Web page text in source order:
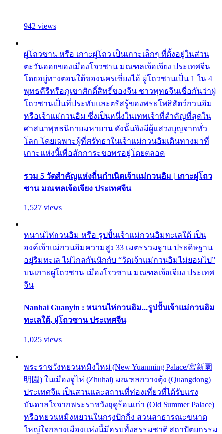
942 views
ผู่โถวซาน หรือ เกาะผู่โถว เป็นเกาะเล็กๆ ที่ตั้งอยู่ในส่วน
ตะวันออกของเมืองโจวซาน มณฑลเจ้อเจียง ประเทศจีน
โดยอยู่ทางตอนใต้ของนครเซี่ยงไฮ้ ผู่โถวซานเป็น 1 ใน 4
พุทธคีรีหรือภูเขาศักดิ์สิทธิ์ของจีน ชาวพุทธจีนเชื่อกันว่าผู่
โถวซานเป็นที่ประทับและตรัสรู้ของพระโพธิสัตว์กวนอิม
หรือเจ้าแม่กวนอิม ซึ่งเป็นหนึ่งในเทพเจ้าที่สำคัญที่สุดใน
ศาสนาพุทธนิกายมหายาน ดังนั้นจึงมีผู้แสวงบุญจากทั่ว
โลก โดยเฉพาะผู้ที่ศรัทธาในเจ้าแม่กวนอิมเดินทางมาที่
เกาะแห่งนี้เพื่อสักการะขอพรอยู่โดยตลอด
รวม 5 วัดสำคัญแห่งถิ่นกำเนิดเจ้าแม่กวนอิม | เกาะผู่โถว
ซาน มณฑลเจ้อเจียง ประเทศจีน
1,527 views
หนานไห่กวนอิม หรือ รูปปั้นเจ้าแม่กวนอิมทะเลใต้ เป็น
องค์เจ้าแม่กวนอิมความสูง 33 เมตรรวมฐาน ประดิษฐาน
อยู่ริมทะเล ไม่ไกลกันนักกับ “วัดเจ้าแม่กวนอิมไม่ยอมไป”
บนเกาะผู่โถวซาน เมืองโจวซาน มณฑลเจ้อเจียง ประเทศ
จีน
Nanhai Guanyin : หนานไห่กวนอิม...รูปปั้นเจ้าแม่กวนอิม
ทะเลใต้, ผู่โถวซาน ประเทศจีน
1,025 views
พระราชวังหยวนหมิงใหม่ (New Yuanming Palace/宮新園
明園) ในเมืองจูไห่ (Zhuhai) มณฑลกวางตุ้ง (Quangdong)
ประเทศจีน เป็นสวนและสถานที่ท่องเที่ยวที่ได้รับแรง
บันดาลใจจากพระราชวังฤดูร้อนเก่า (Old Summer Palace)
หรือหยวนหมิงหยวนในกรุงปักกิ่ง สวนสาธารณะขนาด
ใหญ่ใจกลางเมืองแห่งนี้มีครบทั้งธรรมชาติ สถาปัตยกรรม